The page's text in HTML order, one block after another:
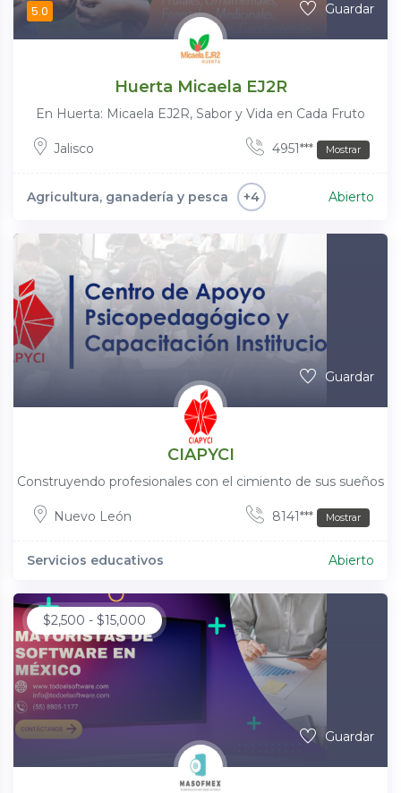
5.0 Guardar
Huerta Micaela EJ2R
En Huerta: Micaela EJ2R, Sabor y Vida en Cada Fruto
Jalisco 4951*** Mostrar
Agricultura, ganadería y pesca +4 Abierto
Guardar
CIAPYCI
Construyendo profesionales con el cimiento de sus sueños
Nuevo León 8141*** Mostrar
Servicios educativos Abierto
$2,500 - $15,000
Guardar